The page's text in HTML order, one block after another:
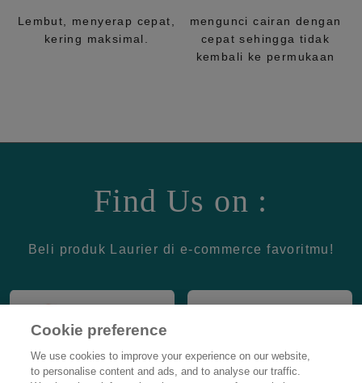
Lembut, menyerap cepat,
kering maksimal.
mengunci cairan dengan
cepat sehingga tidak
kembali ke permukaan
Find Us on :
Beli produk Laurier di e-commerce favoritmu!
Cookie preference
We use cookies to improve your experience on our website,
to personalise content and ads, and to analyse our traffic.